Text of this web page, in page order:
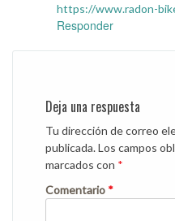
https://www.radon-
Responder
Deja una respuesta
Tu dirección de correo
publicada.Los campos
marcados con *
Comentario *